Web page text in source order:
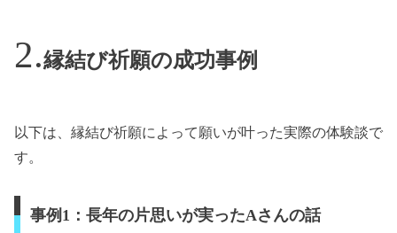
縁結び祈願の成功事例
以下は、縁結び祈願によって願いが叶った実際の体験談で
す。
事例1：長年の片思いが実ったAさんの話